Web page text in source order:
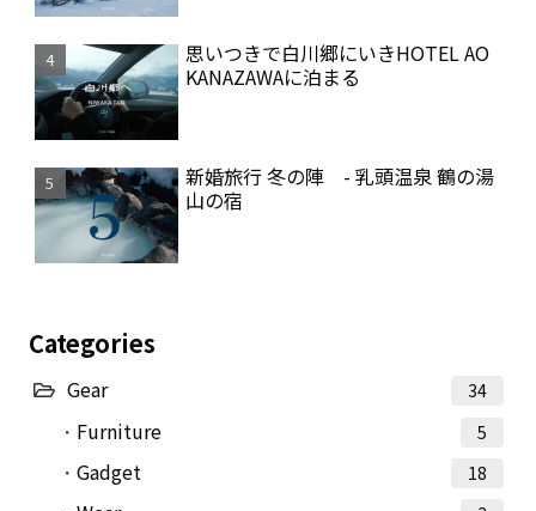
思いつきで白川郷にいきHOTEL AO
KANAZAWAに泊まる
新婚旅行 冬の陣 - 乳頭温泉 鶴の湯
山の宿
Categories
Gear 34
Furniture 5
Gadget 18